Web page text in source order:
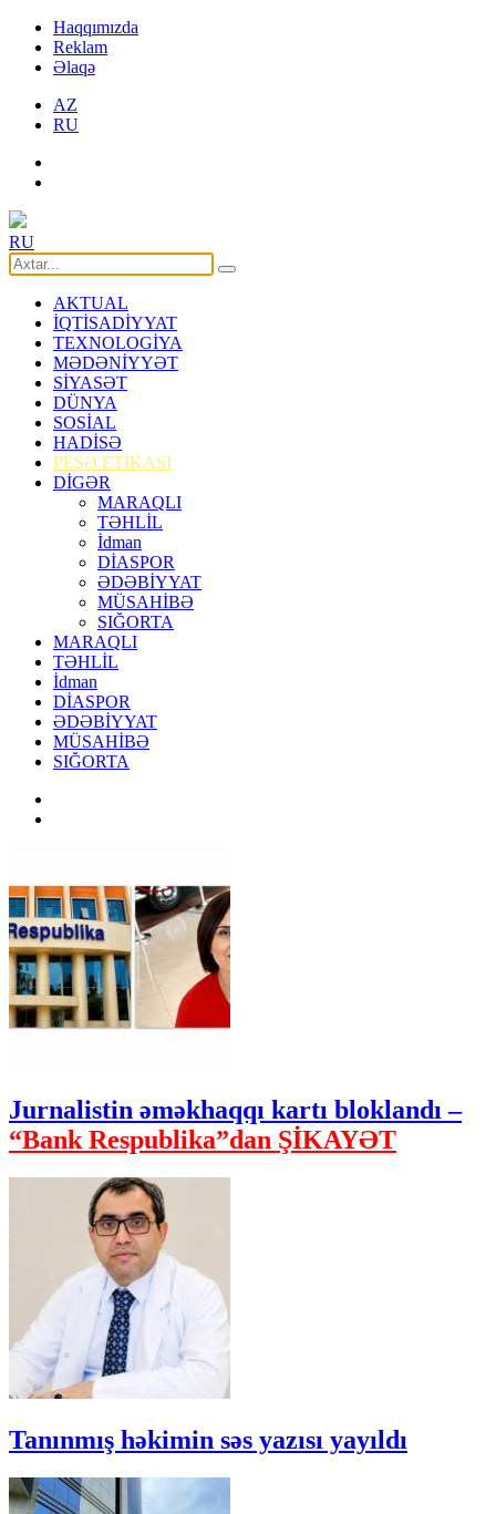
Haqqımızda
Reklam
Əlaqə
AZ
RU
RU
AKTUAL
İQTİSADİYYAT
TEXNOLOGİYA
MƏDƏNİYYƏT
SİYASƏT
DÜNYA
SOSİAL
HADİSƏ
PEŞƏ ETİKASI
DİGƏR
MARAQLI
TƏHLİL
İdman
DİASPOR
ƏDƏBİYYAT
MÜSAHİBƏ
SIĞORTA
MARAQLI
TƏHLİL
İdman
DİASPOR
ƏDƏBİYYAT
MÜSAHİBƏ
SIĞORTA
Jurnalistin əməkhaqqı kartı bloklandı –
“Bank Respublika”dan ŞİKAYƏT
Tanınmış həkimin səs yazısı yayıldı